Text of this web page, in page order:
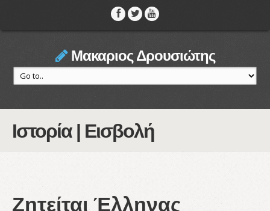
Μακαριος Δρουσιώτης
Ιστορία | Εισβολή
Ζητείται Έλληνας